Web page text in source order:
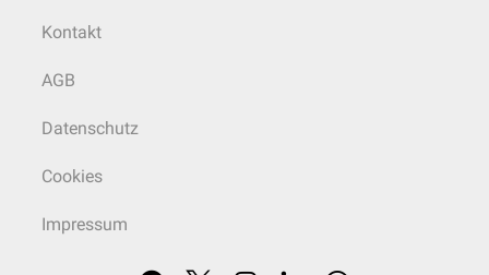
Kontakt
AGB
Datenschutz
Cookies
Impressum